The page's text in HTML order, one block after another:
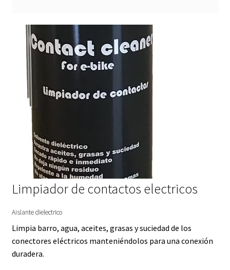
Limpiador de contactos electricos
Aislante dielectrico
Limpia barro, agua, aceites, grasas y suciedad de los
conectores eléctricos manteniéndolos para una conexión
duradera.